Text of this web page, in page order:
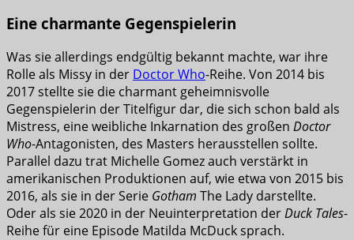
Eine charmante Gegenspielerin
Was sie allerdings endgültig bekannt machte, war ihre
Rolle als Missy in der Doctor Who-Reihe. Von 2014 bis
2017 stellte sie die charmant geheimnisvolle
Gegenspielerin der Titelfigur dar, die sich schon bald als
Mistress, eine weibliche Inkarnation des großen Doctor
Who-Antagonisten, des Masters herausstellen sollte.
Parallel dazu trat Michelle Gomez auch verstärkt in
amerikanischen Produktionen auf, wie etwa von 2015 bis
2016, als sie in der Serie Gotham The Lady darstellte.
Oder als sie 2020 in der Neuinterpretation derDuck Tales-
Reihe für eine Episode Matilda McDuck sprach.